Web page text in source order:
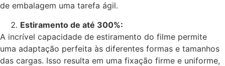
de embalagem uma tarefa ágil.
Estiramento de até 300%:
A incrível capacidade de estiramento do filme permite
uma adaptação perfeita às diferentes formas e tamanhos
das cargas. Isso resulta em uma fixação firme e uniforme,